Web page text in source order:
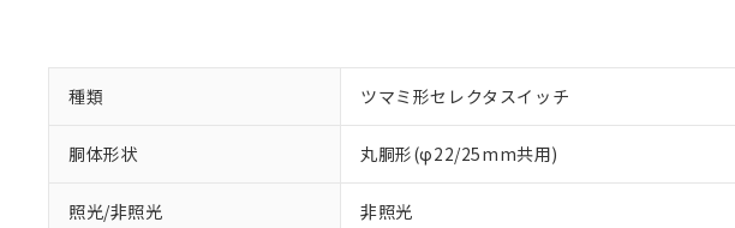
種類 ツマミ形セレクタスイッチ
胴体形状 丸胴形(φ22/25mm共用)
照光/非照光 非照光